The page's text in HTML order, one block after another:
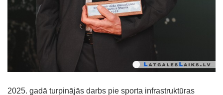
2025. gadā turpinājās darbs pie sporta infrastruktūras